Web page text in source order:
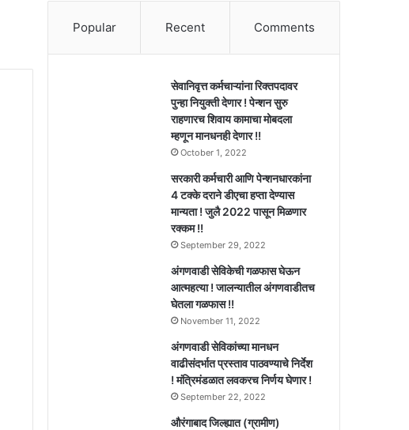
Popular Recent Comments
सेवानिवृत्त कर्मचाऱ्यांना रिक्तपदावर
पुन्हा नियुक्ती देणार ! पेन्शन सुरु
राहणारच शिवाय कामाचा मोबदला
म्हणून मानधनही देणार !!
October 1, 2022
सरकारी कर्मचारी आणि पेन्शनधारकांना
4 टक्के दराने डीएचा हप्ता देण्यास
मान्यता ! जुलै 2022 पासून मिळणार
रक्कम !!
September 29, 2022
अंगणवाडी सेविकेची गळफास घेऊन
आत्महत्या ! जालन्यातील अंगणवाडीतच
घेतला गळफास !!
November 11, 2022
अंगणवाडी सेविकांच्या मानधन
वाढीसंदर्भात प्रस्ताव पाठवण्याचे निर्देश
! मंत्रिमंडळात लवकरच निर्णय घेणार !
September 22, 2022
औरंगाबाद जिल्ह्यात (ग्रामीण)